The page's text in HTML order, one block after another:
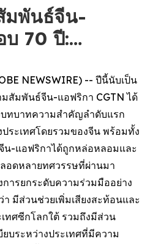
มพันธ์จีน-
บ 70 ปี:…
NEWSWIRE) -- ปีนี้นับเป็น
สัมพันธ์จีน-แอฟริกา CGTN ได้
บทบาทความสำคัญลำดับแรก
ระเทศโดยรวมของจีน พร้อมทั้ง
น-แอฟริกาได้ถูกหล่อหลอมและ
อดหลายทศวรรษที่ผ่านมา
ารยกระดับความร่วมมืออย่าง
มีส่วนช่วยเพิ่มเสียงสะท้อนและ
ทศซีกโลกใต้ รวมถึงมีส่วน
บระหว่างประเทศที่มีความ